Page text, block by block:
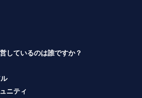
ているのは誰ですか？
ニティ